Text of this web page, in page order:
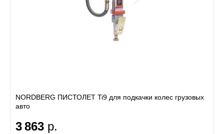
NORDBERG ПИСТОЛЕТ Ti9 для подкачки колес грузовых
авто
3 863 р.